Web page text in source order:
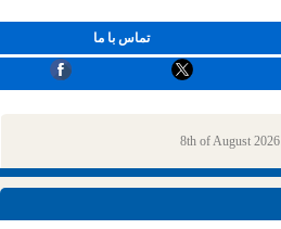
تماس با ما
8th of August 2026